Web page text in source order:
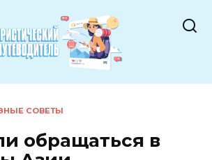
СОВЕТЫ
обращаться в